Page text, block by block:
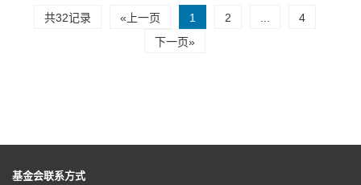
共32记录 «上一页 1 2
4
下一页»
基金会联系方式